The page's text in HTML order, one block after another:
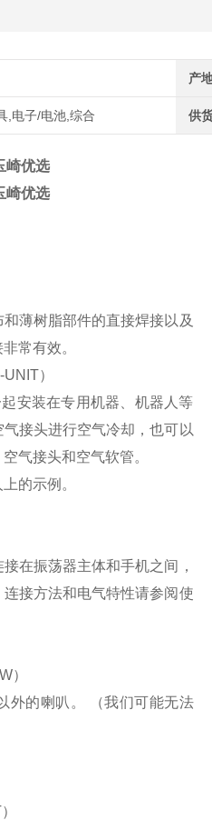
产
,电子/电池,综合 供
崎优选
崎优选
薄树脂部件的直接焊接以及
常有效。
）
安装在专用机器、机器人等
接头进行空气冷却，也可以
气接头和空气软管。
的示例。
在振荡器主体和手机之间，
接方法和电气特性请参阅使
）
外的喇叭。 （我们可能无法